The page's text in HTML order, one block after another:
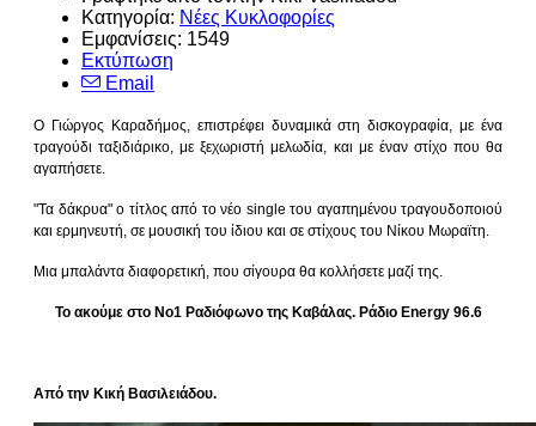
Κατηγορία: Νέες Κυκλοφορίες
Εμφανίσεις: 1549
Εκτύπωση
Email
Ο Γιώργος Καραδήμος, επιστρέφει δυναμικά στη δισκογραφία, με ένα
τραγούδι ταξιδιάρικο, με ξεχωριστή μελωδία, και με έναν στίχο που θα
αγαπήσετε.
"Τα δάκρυα" ο τίτλος από το νέο single του αγαπημένου τραγουδοποιού
και ερμηνευτή, σε μουσική του ίδιου και σε στίχους του Νίκου Μωραϊτη.
Μια μπαλάντα διαφορετική, που σίγουρα θα κολλήσετε μαζί της.
Το ακούμε στο Νο1 Ραδιόφωνο της Καβάλας. Ράδιο Energy 96.6
Από την Κική Βασιλειάδου.